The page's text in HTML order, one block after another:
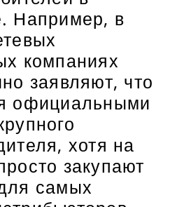
Например, в
компаниях
заявляют, что
официальными
хотя на
закупают
самых